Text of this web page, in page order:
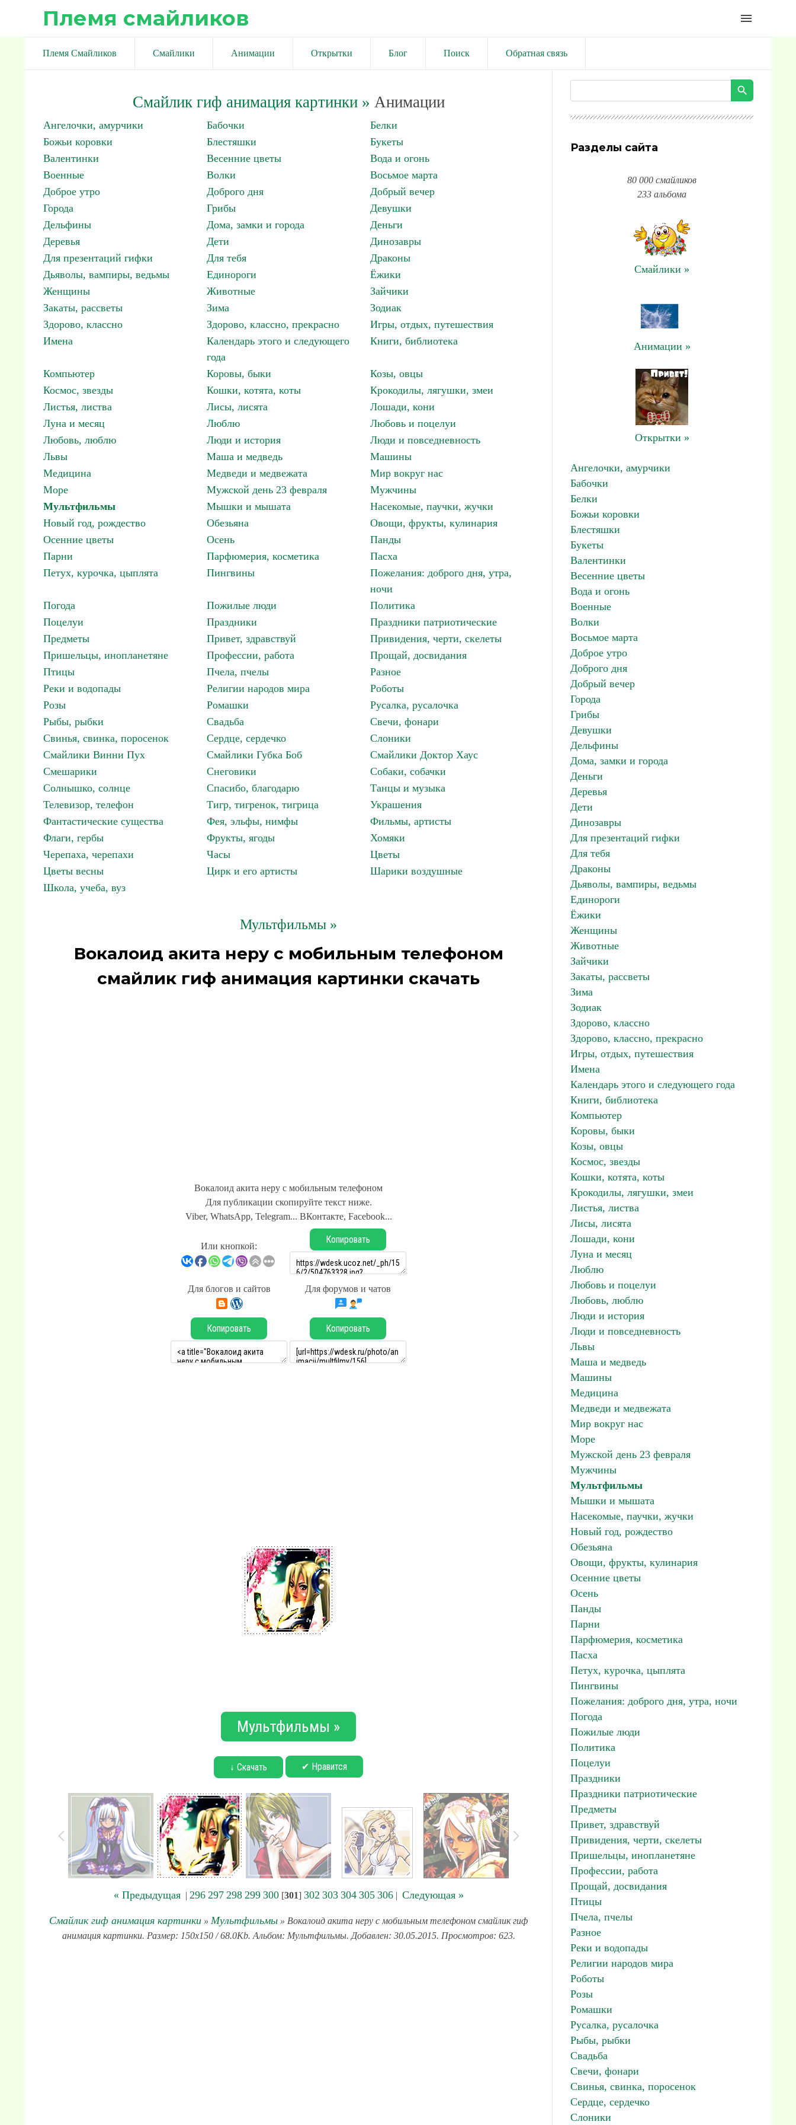
Племя смайликов menu
Племя Смайликов Смайлики Анимации Открытки Блог Поиск Обратная связь
Смайлик гиф анимация картинки» Анимации
Ангелочки, амурчики Бабочки
Белки
Божьи коровки
Блестяшки
Букеты
Валентинки
Весенние цветы
Вода и огонь
Военные
Волки
Восьмое марта
Доброе утро
Доброго дня
Добрый вечер
Города
Грибы
Девушки
Дельфины
Дома, замки и города
Деньги
Деревья
Дети
Динозавры
Для презентаций гифки
Для тебя
Драконы
Дьяволы, вампиры, ведьмы
Единороги
Ёжики
Женщины
Животные
Зайчики
Закаты, рассветы
Зима
Зодиак
Здорово, классно
Здорово, классно, прекрасно
Игры, отдых, путешествия
Имена
Календарь этого и следующего
года
Книги, библиотека
Компьютер Коровы, быки
Козы, овцы
Космос, звезды
Кошки, котята, коты
Крокодилы, лягушки, змеи
Листья, листва
Лисы, лисята
Лошади, кони
Луна и месяц
Люблю
Любовь и поцелуи
Любовь, люблю
Люди и история
Люди и повседневность
Львы
Маша и медведь
Машины
Медицина
Медведи и медвежата
Мир вокруг нас
Море
Мужской день 23 февраля
Мужчины
Мультфильмы
Мышки и мышата
Насекомые, паучки, жучки
Новый год, рождество
Обезьяна
Овощи, фрукты, кулинария
Осенние цветы
Осень
Панды
Парни
Парфюмерия, косметика
Пасха
Петух, курочка, цыплята
Пингвины
Пожелания: доброго дня, утра,
ночи
Погода
Пожилые люди
Политика
Поцелуи
Праздники
Праздники патриотические
Предметы
Привет, здравствуй
Привидения, черти, скелеты
Пришельцы, инопланетяне
Профессии, работа
Прощай, досвидания
Птицы
Пчела, пчелы
Разное
Реки и водопады
Религии народов мира
Роботы
Розы
Ромашки
Русалка, русалочка
Рыбы, рыбки
Свадьба
Свечи, фонари
Свинья, свинка, поросенок
Сердце, сердечко
Слоники
Смайлики Винни Пух
Смайлики Губка Боб
Смайлики Доктор Хаус
Смешарики
Снеговики
Собаки, собачки
Солнышко, солнце
Спасибо, благодарю
Танцы и музыка
Телевизор, телефон
Тигр, тигренок, тигрица
Украшения
Фантастические существа
Фея, эльфы, нимфы
Фильмы, артисты
Флаги, гербы
Фрукты, ягоды
Хомяки
Черепаха, черепахи
Часы
Цветы
Цветы весны
Цирк и его артисты
Шарики воздушные
Школа, учеба, вуз
Мультфильмы »
Вокалоид акита неру с мобильным телефоном
смайлик гиф анимация картинки скачать
Вокалоид акита неру с мобильным телефоном
Для публикации скопируйте текст ниже.
Viber, WhatsApp, Telegram... ВКонтакте, Facebook...
Или кнопкой:
Копировать
Для блогов и сайтов Для форумов и чатов
Копировать Копировать
Мультфильмы »
↓ Скачать ✔ Нравится
« Предыдущая| 296 297 298 299 300[301] 302 303 304 305 306| Следующая »
Смайлик гиф анимация картинки » Мультфильмы » Вокалоид акита неру с мобильным телефоном смайлик гиф
анимация картинки. Размер: 150x150 / 68.0Kb. Альбом: Мультфильмы. Добавлен: 30.05.2015. Просмотров: 623.
Разделы сайта
80 000 смайликов
233 альбома
Смайлики »
Анимации »
Открытки »
Ангелочки, амурчики
Бабочки
Белки
Божьи коровки
Блестяшки
Букеты
Валентинки
Весенние цветы
Вода и огонь
Военные
Волки
Восьмое марта
Доброе утро
Доброго дня
Добрый вечер
Города
Грибы
Девушки
Дельфины
Дома, замки и города
Деньги
Деревья
Дети
Динозавры
Для презентаций гифки
Для тебя
Драконы
Дьяволы, вампиры, ведьмы
Единороги
Ёжики
Женщины
Животные
Зайчики
Закаты, рассветы
Зима
Зодиак
Здорово, классно
Здорово, классно, прекрасно
Игры, отдых, путешествия
Имена
Календарь этого и следующего года
Книги, библиотека
Компьютер
Коровы, быки
Козы, овцы
Космос, звезды
Кошки, котята, коты
Крокодилы, лягушки, змеи
Листья, листва
Лисы, лисята
Лошади, кони
Луна и месяц
Люблю
Любовь и поцелуи
Любовь, люблю
Люди и история
Люди и повседневность
Львы
Маша и медведь
Машины
Медицина
Медведи и медвежата
Мир вокруг нас
Море
Мужской день 23 февраля
Мужчины
Мультфильмы
Мышки и мышата
Насекомые, паучки, жучки
Новый год, рождество
Обезьяна
Овощи, фрукты, кулинария
Осенние цветы
Осень
Панды
Парни
Парфюмерия, косметика
Пасха
Петух, курочка, цыплята
Пингвины
Пожелания: доброго дня, утра, ночи
Погода
Пожилые люди
Политика
Поцелуи
Праздники
Праздники патриотические
Предметы
Привет, здравствуй
Привидения, черти, скелеты
Пришельцы, инопланетяне
Профессии, работа
Прощай, досвидания
Птицы
Пчела, пчелы
Разное
Реки и водопады
Религии народов мира
Роботы
Розы
Ромашки
Русалка, русалочка
Рыбы, рыбки
Свадьба
Свечи, фонари
Свинья, свинка, поросенок
Сердце, сердечко
Слоники